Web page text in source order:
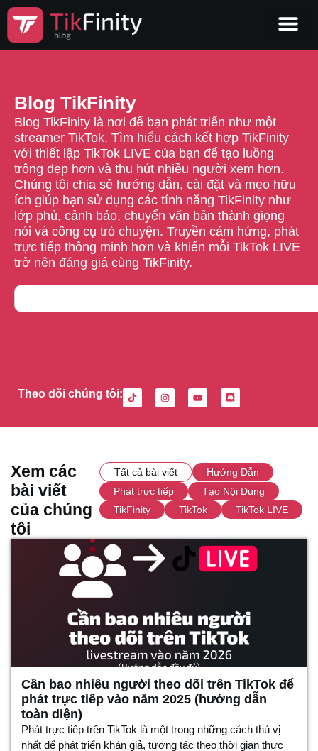
Blog TikFinity
Blog TikFinity là nơi để bạn phát triển như một
streamer TikTok. Tìm hiểu cách kết hợp TikFinity
với thiết lập TikTok LIVE của bạn để tạo luồng
trông đẹp hơn và thu hút nhiều người xem hơn.
Chúng tôi chia sẻ hướng dẫn, cài đặt và mẹo hữu
ích giúp bạn sử dụng các tính năng TikFinity như
lớp phủ, cảnh báo, chuyển văn bản thành giọng
nói và công cụ trò chuyện. Truyền cảm hứng, phát
trực tiếp thông minh hơn và khiến mỗi TikTok LIVE
trở nên đáng giá cùng TikFinity.
Theo dõi chúng tôi:
Xem các
bài viết
của chúng
tôi
Hướng Dẫn
Phát trực tiếp
Tạo Nội Dung
TikFinity
TikTok TikTok LIVE
Tất cả bài viết
Cần bao nhiêu người theo dõi trên TikTok để
phát trực tiếp vào năm 2025 (hướng dẫn
toàn diện)
Phát trực tiếp trên TikTok là một trong những cách thú vị
nhất để phát triển khán giả, tương tác theo thời gian thực